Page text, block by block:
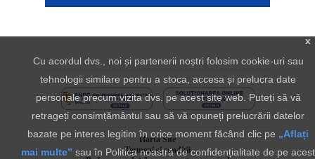
Harta Site
Termeni si conditii
x
Cu acordul dvs., noi și partenerii noștri folosim cookie-uri sau
tehnologii similare pentru a stoca, accesa și prelucra date
personale precum vizita dvs. pe acest site web. Puteți să vă
retrageți consimțământul sau să vă opuneți prelucrării datelor
bazate pe interes legitim în orice moment făcând clic pe „Aflați
mai multe” sau în Politica noastră de confidențialitate de pe acest